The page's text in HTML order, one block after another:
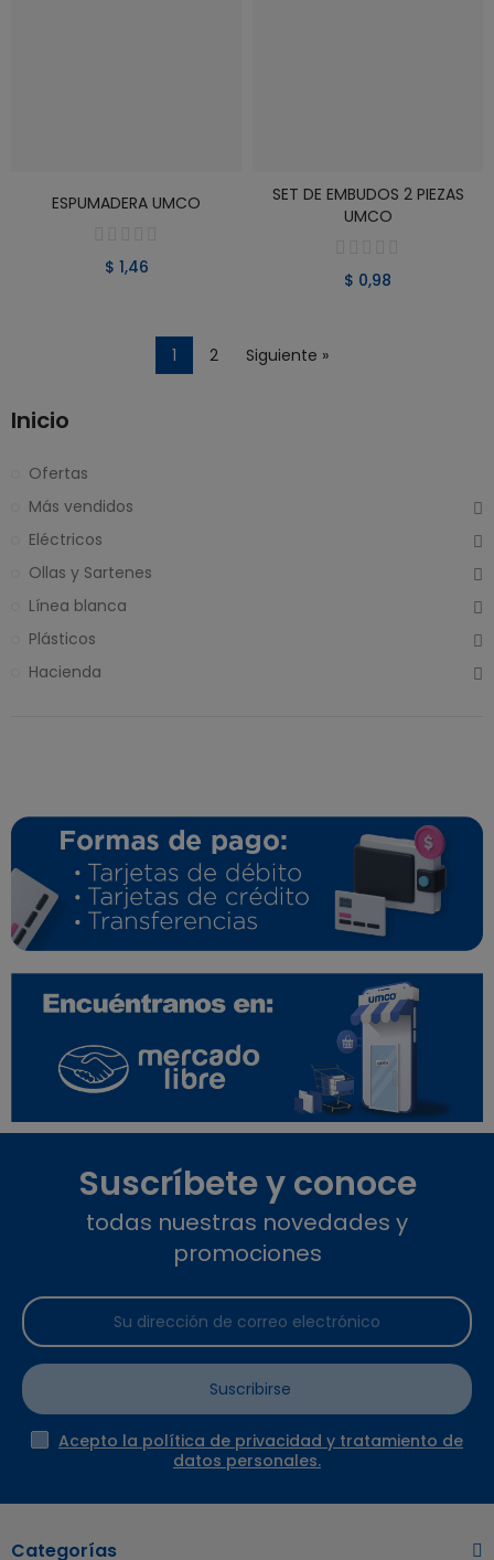
VER PRODUCTO
ESPUMADERA UMCO
$ 1,46
VER PRODUCTO
SET DE EMBUDOS 2 PIEZAS
UMCO
$ 0,98
1 2 Siguiente »
Inicio
Ofertas
Más vendidos
Eléctricos
Ollas y Sartenes
Línea blanca
Plásticos
Hacienda
Suscríbete y conoce
todas nuestras novedades y
promociones
Suscribirse
Acepto la política de privacidad y tratamiento de
datos personales.
Categorías